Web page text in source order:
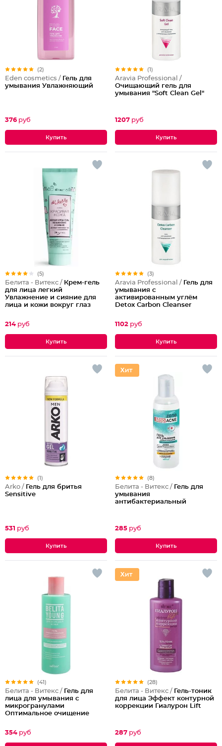
(2)
Eden cosmetics / Гель для
умывания Увлажняющий
376 руб
(1)
Aravia Professional /
Очищающий гель для
умывания "Soft Clean Gel"
1207 руб
(5)
Белита - Витекс / Крем-гель
для лица легкий
Увлажнение и сияние для
лица и кожи вокруг глаз
214 руб
(3)
Aravia Professional / Гель для
умывания с
активированным углём
Detox Carbon Cleanser
1102 руб
(1)
Arko / Гель для бритья
Sensitive
531 руб
(8)
Белита - Витекс / Гель для
умывания
антибактериальный
285 руб
(41)
Белита - Витекс / Гель для
лица для умывания с
микрогранулами
Оптимальное очищение
354 руб
(28)
Белита - Витекс / Гель-тоник
для лица Эффект контурной
коррекции Гиалурон Lift
287 руб